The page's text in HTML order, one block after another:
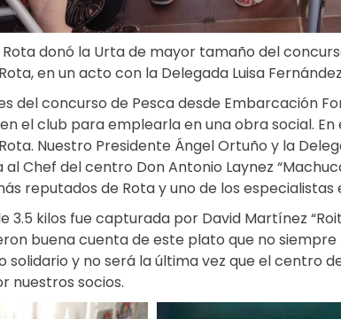
Rota donó la Urta de mayor tamaño del
en un acto con la Delegada Luisa
del concurso de Pesca desde Embarcación
el club para emplearla en una obra social.
Nuestro Presidente Ángel Ortuño y la
Chef del centro Don Antonio Laynez
reputados de Rota y uno de los
3.5 kilos fue capturada por David Martínez
buena cuenta de este plato que no
solidario y no será la última vez que el centro
nuestros socios.